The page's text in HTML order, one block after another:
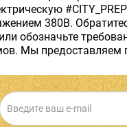
380В.
обозначьте
Мы предоставляем